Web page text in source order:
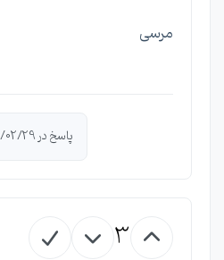
مرسی
پاسخ در 1395/02/29 توسط
3